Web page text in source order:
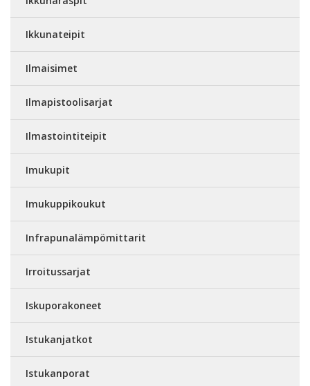
Ikkunateipit
Ilmaisimet
Ilmapistoolisarjat
Ilmastointiteipit
Imukupit
Imukuppikoukut
Infrapunalämpömittarit
Irroitussarjat
Iskuporakoneet
Istukanjatkot
Istukanporat